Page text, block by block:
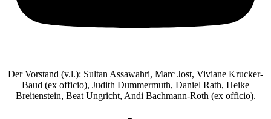
Der Vorstand (v.l.): Sultan Assawahri, Marc Jost, Viviane Krucker-
Baud (ex officio), Judith Dummermuth, Daniel Rath, Heike
Breitenstein, Beat Ungricht, Andi Bachmann-Roth (ex officio).